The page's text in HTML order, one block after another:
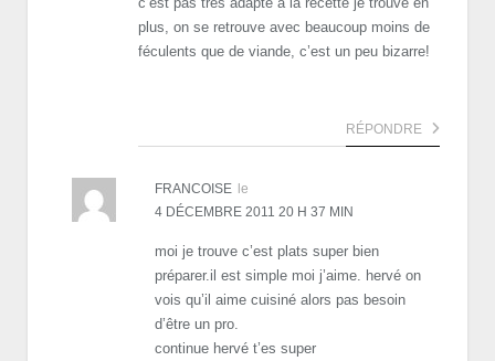
plus, on se retrouve avec beaucoup moins de
féculents que de viande, c’est un peu bizarre!
RÉPONDRE
FRANCOISE le
4 DÉCEMBRE 2011 20 H 37 MIN
moi je trouve c’est plats super bien
préparer.il est simple moi j’aime. hervé on
vois qu’il aime cuisiné alors pas besoin
d’être un pro.
continue hervé t’es super